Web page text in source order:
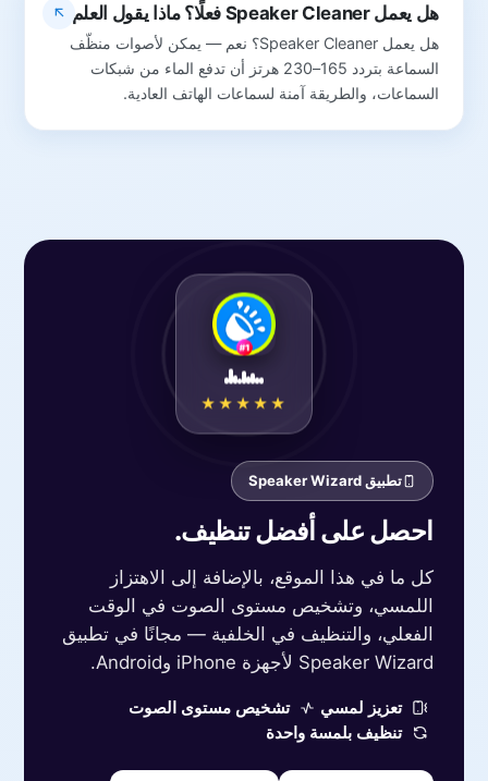
هل يعمل Speaker Cleaner فعلًا؟ ماذا يقول العلم
هل يعمل Speaker Cleaner؟ نعم — يمكن لأصوات منظّف
السماعة بتردد 165–230 هرتز أن تدفع الماء من شبكات
السماعات، والطريقة آمنة لسماعات الهاتف العادية.
تطبيق Speaker Wizard
احصل على أفضل تنظيف.
كل ما في هذا الموقع، بالإضافة إلى الاهتزاز
اللمسي، وتشخيص مستوى الصوت في الوقت
الفعلي، والتنظيف في الخلفية — مجانًا في تطبيق
Speaker Wizard لأجهزة iPhone وAndroid.
تعزيز لمسي
تشخيص مستوى الصوت
تنظيف بلمسة واحدة
★★★★★